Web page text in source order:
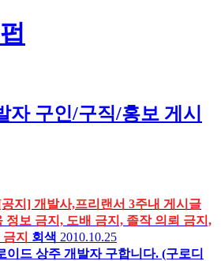
자 구인/구직/홍보 게시
지] 개발사,프리랜서 3주내 게시글
정보 금지, 도배 금지, 졸작 의뢰 금지,
지 회색 2010.10.25
이드 상주 개발자 구합니다. (구로디